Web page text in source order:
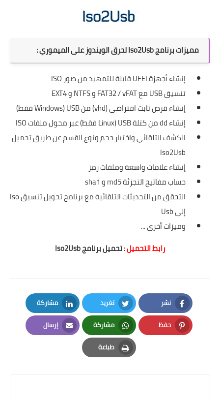
مميزات برنامج Iso2Usb لحرق الويندوز على الميموري :
إنشاء أجهزة UFEI قابلة للتمهيد من صور ISO
تنسيق USB مع FAT32 / vFAT و NTFS و EXT4
إنشاء قرص ثابت افتراضي (vhd) من USB (Windows فقط)
إنشاء dd من كتلة USB (Linux فقط) عبر محول ملفات ISO
الكشف التلقائي واختيار حجم ونوع القسم عن طريق تحميل
Iso2Usb
إنشاء علامات واسعة وملفات رمز
حساب مفاتيح التجزئة md5 و sha1
التحقق من التحديثات التلقائية مع برنامج تحويل تنسيق Iso
إلى Usb
وميزات أخرى ...
رابط التحميل:تحميل برنامج Iso2Usb
نشر
Facebook
تغريد
Twitter
مشاركة
LinkedIn
حفظ
Pinterest
مشاركة
Whatsapp
إرسال
Email
طباعة
Print